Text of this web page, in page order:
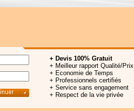
+ Devis 100% Gratuit
+ Meilleur rapport Qualité/Prix
+ Economie de Temps
+ Professionnels certifiés
+ Service sans engagement
+ Respect de la vie privée